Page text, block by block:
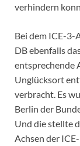
verhindern
Bei dem ICE-3-
DB ebenfalls
entsprechende
Unglücksort
verbracht. Es
Berlin der
Und die stellte
Achsen der